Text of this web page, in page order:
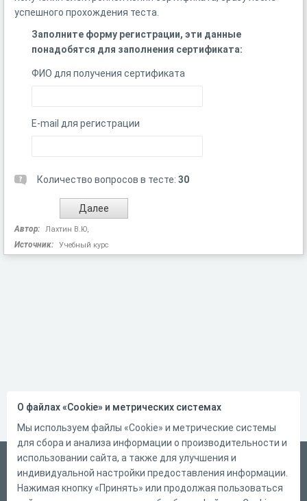
успешного прохождения теста.
Заполните форму регистрации, эти данные
понадобятся для заполнения сертификата:
ФИО для получения сертификата
E-mail для регистрации
Количество вопросов в тесте: 30
Автор: Лахтин В.Ю,
Источник: Учебный курс
Русский
Справка
О файлах «Cookie» и метрических системах
Мы используем файлы «Cookie» и метрические системы
для сбора и анализа информации о производительности и
использовании сайта, а также для улучшения и
индивидуальной настройки предоставления информации.
Нажимая кнопку «Принять» или продолжая пользоваться